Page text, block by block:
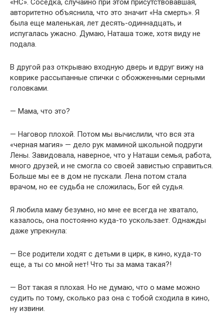
«НС». Соседка, случайно при этом присутствовавшая,
авторитетно объяснила, что это значит «На смерть». Я
была еще маленькая, лет десять-одиннадцать, и
испугалась ужасно. Думаю, Наташа тоже, хотя виду не
подала.
В другой раз открываю входную дверь и вдруг вижу на
коврике рассыпанные спички с обожженными серными
головками.
— Мама, что это?
— Наговор плохой. Потом мы вычислили, что вся эта
«черная магия» — дело рук маминой школьной подруги
Лены. Завидовала, наверное, что у Наташи семья, работа,
много друзей, и не смогла со своей завистью справиться.
Больше мы ее в дом не пускали. Лена потом стала
врачом, но ее судьба не сложилась, Бог ей судья.
Я любила маму безумно, но мне ее всегда не хватало,
казалось, она постоянно куда-то ускользает. Однажды
даже упрекнула:
— Все родители ходят с детьми в цирк, в кино, куда-то
еще, а ты со мной нет! Что ты за мама такая?!
— Вот такая я плохая. Но не думаю, что о маме можно
судить по тому, сколько раз она с тобой сходила в кино,
ну извини.